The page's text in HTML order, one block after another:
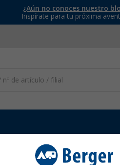
¿Aún no conoces nuestro
Inspírate para tu próxima